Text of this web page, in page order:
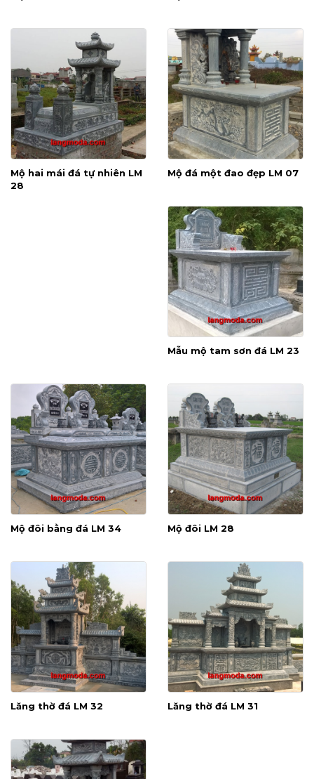
Mộ hai mái đá tự nhiên LM
28
Mộ đá một đao đẹp LM 07
Mẫu mộ tam sơn đá LM 23
Mộ đôi bằng đá LM 34 Mộ đôi LM 28
Lăng thờ đá LM 32 Lăng thờ đá LM 31